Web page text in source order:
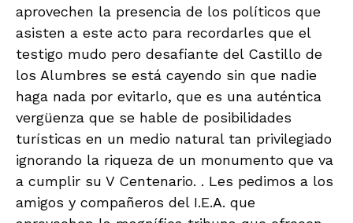
aprovechen la presencia de los políticos que
asisten a este acto para recordarles que el
testigo mudo pero desafiante del Castillo de
los Alumbres se está cayendo sin que nadie
haga nada por evitarlo, que es una auténtica
vergüenza que se hable de posibilidades
turísticas en un medio natural tan privilegiado
ignorando la riqueza de un monumento que va
a cumplir su V Centenario. . Les pedimos a los
amigos y compañeros del I.E.A. que